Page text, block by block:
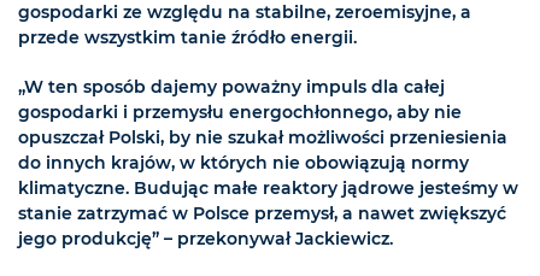
gospodarki ze względu na stabilne, zeroemisyjne, a
przede wszystkim tanie źródło energii.
„W ten sposób dajemy poważny impuls dla całej
gospodarki i przemysłu energochłonnego, aby nie
opuszczał Polski, by nie szukał możliwości przeniesienia
do innych krajów, w których nie obowiązują normy
klimatyczne. Budując małe reaktory jądrowe jesteśmy w
stanie zatrzymać w Polsce przemysł, a nawet zwiększyć
jego produkcję” – przekonywał Jackiewicz.